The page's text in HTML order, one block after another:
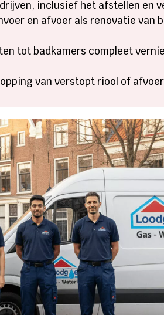
inclusief het afstellen en
en afvoer als renovatie van
tot badkamers compleet
van verstopt riool of